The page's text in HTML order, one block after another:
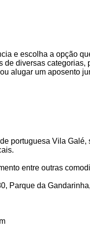
e escolha a opção
de diversas categorias,
alugar um aposento
portuguesa Vila Galé,
entre outras
Parque da